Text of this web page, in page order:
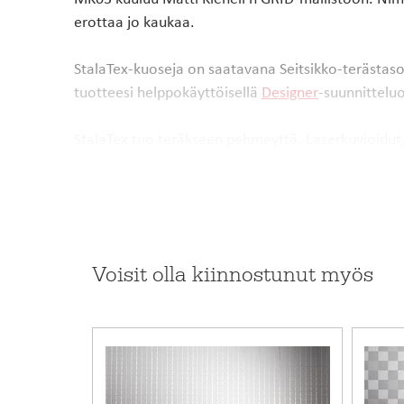
erottaa jo kaukaa.
StalaTex-kuoseja on saatavana Seitsikko-
tuotteesi helppokäyttöisellä Designer-
Huomioithan, että StalaTex-kuosit näyttäytyvät
kuin esimerkiksi välitilalevyssä. Tarkista sävy
Tuotekoodi
Takuu (kk)
Voisit olla kiinnostunut myös